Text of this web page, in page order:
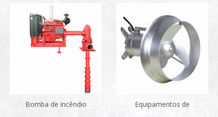
Bomba de incêndio Equipamentos de